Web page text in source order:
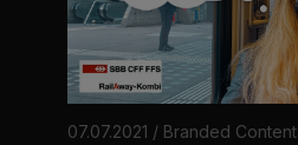
07.07.2021 / Branded Content